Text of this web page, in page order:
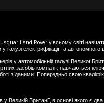
Land Rover у всьому світі
електрифікації та
у автомобільній галузі Великої
засобів компанії, навчаються
з даними. Попередньо свою
Великій Британії, в основі якого є